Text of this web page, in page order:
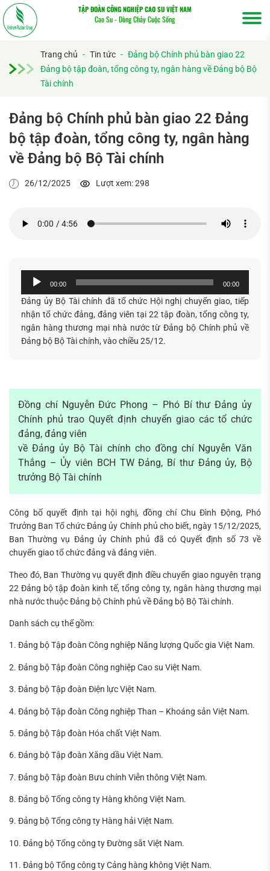
TẬP ĐOÀN CÔNG NGHIỆP CAO SU VIỆT NAM
Cao Su - Dòng Chảy Cuộc Sống
Trang chủ - Tin tức - Đảng bộ Chính phủ bàn giao 22
Đảng bộ tập đoàn, tổng công ty, ngân hàng về Đảng bộ Bộ
Tài chính
Đảng bộ Chính phủ bàn giao 22 Đảng
bộ tập đoàn, tổng công ty, ngân hàng
về Đảng bộ Bộ Tài chính
26/12/2025 Lượt xem: 298
Trình
phát
âm
thanh
00:00 00:00
Đảng ủy Bộ Tài chính đã tổ chức Hội nghị chuyển giao, tiếp
nhận tổ chức đảng, đảng viên tại 22 tập đoàn, tổng công ty,
ngân hàng thương mại nhà nước từ Đảng bộ Chính phủ về
Đảng bộ Bộ Tài chính, vào chiều 25/12.
Đồng chí Nguyễn Đức Phong – Phó Bí thư Đảng ủy
Chính phủ trao Quyết định chuyển giao các tổ chức
đảng, đảng viên
về Đảng ủy Bộ Tài chính cho đồng chí Nguyễn Văn
Thắng – Ủy viên BCH TW Đảng, Bí thư Đảng ủy, Bộ
trưởng Bộ Tài chính
Công bố quyết định tại hội nghị, đồng chí Chu Đình Động, Phó
Trưởng Ban Tổ chức Đảng ủy Chính phủ cho biết, ngày 15/12/2025,
Ban Thường vụ Đảng ủy Chính phủ đã có Quyết định số 73 về
chuyển giao tổ chức đảng và đảng viên.
Theo đó, Ban Thường vụ quyết định điều chuyển giao nguyên trạng
22 Đảng bộ tập đoàn kinh tế, tổng công ty, ngân hàng thương mại
nhà nước thuộc Đảng bộ Chính phủ về Đảng bộ Bộ Tài chính.
Danh sách cụ thể gồm:
1. Đảng bộ Tập đoàn Công nghiệp Năng lượng Quốc gia Việt Nam.
2. Đảng bộ Tập đoàn Công nghiệp Cao su Việt Nam.
3. Đảng bộ Tập đoàn Điện lực Việt Nam.
4. Đảng bộ Tập đoàn Công nghiệp Than – Khoáng sản Việt Nam.
5. Đảng bộ Tập đoàn Hóa chất Việt Nam.
6. Đảng bộ Tập đoàn Xăng dầu Việt Nam.
7. Đảng bộ Tập đoàn Bưu chính Viễn thông Việt Nam.
8. Đảng bộ Tổng công ty Hàng không Việt Nam.
9. Đảng bộ Tổng công ty Hàng hải Việt Nam.
10. Đảng bộ Tổng công ty Đường sắt Việt Nam.
11. Đảng bộ Tổng công ty Cảng hàng không Việt Nam.